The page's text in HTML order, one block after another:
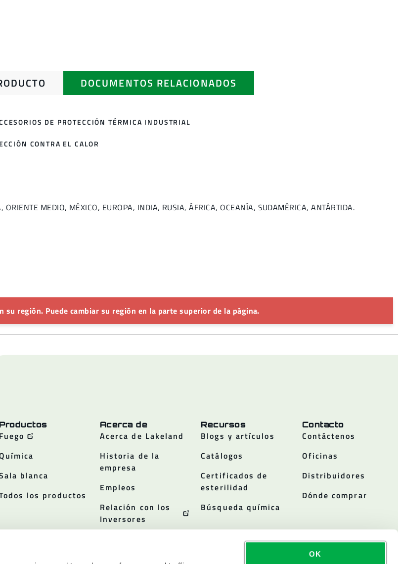
OK
DOCUMENTOS RELACIONADOS
DE PROTECCIÓN TÉRMICA INDUSTRIAL
CONTRA EL CALOR
MEDIO, MÉXICO, EUROPA, INDIA, RUSIA, ÁFRICA, OCEANÍA, SUDAMÉRICA, ANTÁRTIDA.
su región. Puede cambiar su región en la parte superior de la página.
Fuego
blanca
los productos
Acerca de
Acerca de Lakeland
Historia de la
empresa
Empleos
Relación con los
Inversores
Recursos
Blogs y artículos
Catálogos
Certificados de
esterilidad
Búsqueda química
Contacto
Contáctenos
Oficinas
Distribuidores
Dónde comprar